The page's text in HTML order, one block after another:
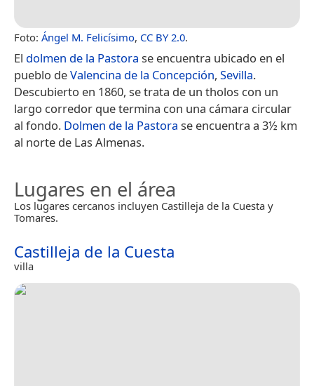
Foto: Ángel M. Felicísimo, CC BY 2.0.
El dolmen de la Pastora se encuentra ubicado en el
pueblo deValencina de la Concepción, Sevilla.
Descubierto en 1860, se trata de un tholos con un
largo corredor que termina con una cámara circular
al fondo. Dolmen de la Pastora se encuentra a 3½ km
al norte de Las Almenas.
Lugares en el área
Los lugares cercanos incluyen Castilleja de la Cuesta y
Tomares.
Castilleja de la Cuesta
villa